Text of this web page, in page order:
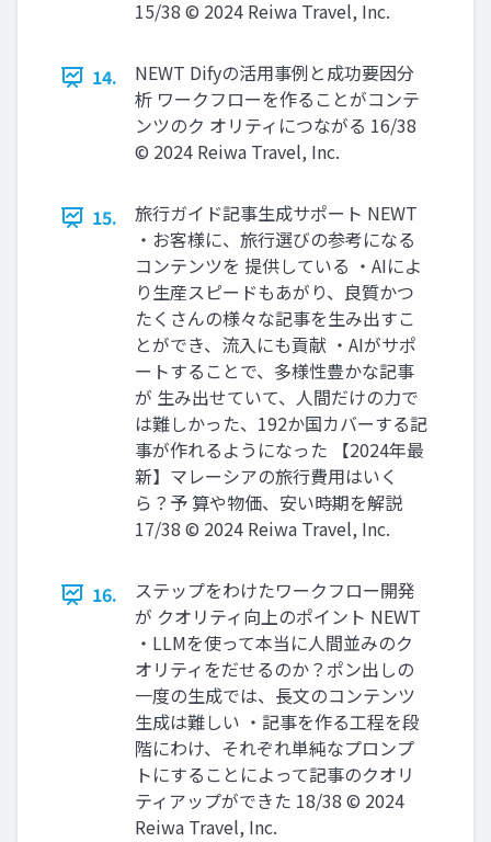
15/38 © 2024 Reiwa Travel, Inc.
14.
NEWT Difyの活用事例と成功要因分
析 ワークフローを作ることがコンテ
ンツのク オリティにつながる 16/38
© 2024 Reiwa Travel, Inc.
15.
旅行ガイド記事生成サポート NEWT
・お客様に、旅行選びの参考になる
コンテンツを 提供している ・AIによ
り生産スピードもあがり、良質かつ
たくさんの様々な記事を生み出すこ
とができ、流入にも貢献 ・AIがサポ
ートすることで、多様性豊かな記事
が 生み出せていて、人間だけの力で
は難しかった、192か国カバーする記
事が作れるようになった 【2024年最
新】マレーシアの旅行費用はいく
ら？予 算や物価、安い時期を解説
17/38 © 2024 Reiwa Travel, Inc.
16.
ステップをわけたワークフロー開発
が クオリティ向上のポイント NEWT
・LLMを使って本当に人間並みのク
オリティをだせるのか？ポン出しの
一度の生成では、長文のコンテンツ
生成は難しい ・記事を作る工程を段
階にわけ、それぞれ単純なプロンプ
トにすることによって記事のクオリ
ティアップができた 18/38 © 2024
Reiwa Travel, Inc.